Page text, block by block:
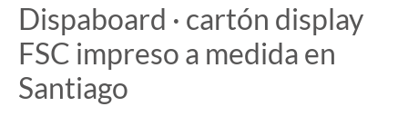
Dispaboard · cartón display
FSC impreso a medida en
Santiago